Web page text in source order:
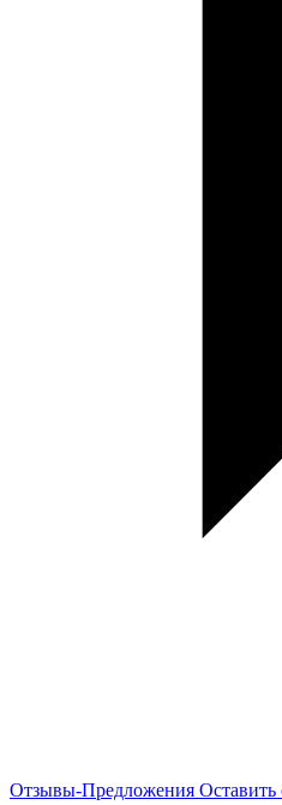
Отзывы-Предложения Оставить